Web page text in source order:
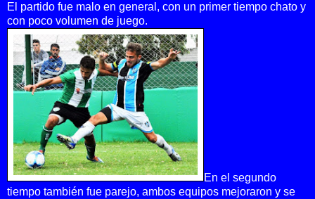
El partido fue malo en general, con un primer tiempo chato y
con poco volumen de juego.
En el segundo
tiempo también fue parejo, ambos equipos mejoraron y se